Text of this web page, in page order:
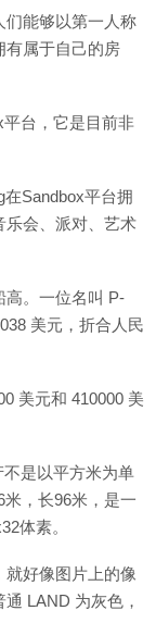
们能够以第一人称
有属于自己的房
台，它是目前非
Sandbox平台拥
乐会、派对、艺术
高。一位名叫 P-
美元，折合人民
美元和 410000 美
是以平方米为单
，长96米，是一
体素。
好像图片上的像
LAND 为灰色，